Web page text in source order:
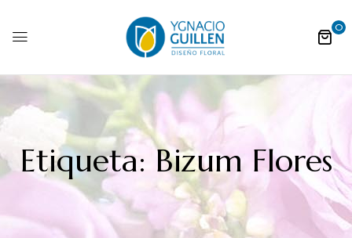
0
Etiqueta:Bizum Flores